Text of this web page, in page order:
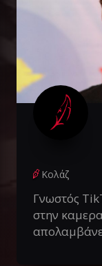
Κολάζ
Γνωστός
στην